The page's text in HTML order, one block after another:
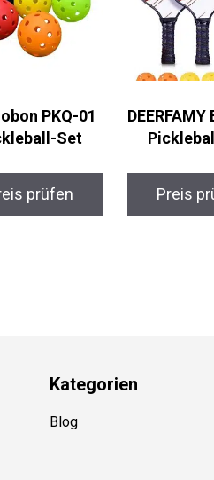
PKQ-01
Set
prüfen
Pro
Preis
Kategorien
Blog